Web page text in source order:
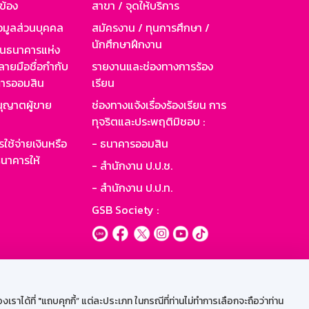
ได้ที่ "แถบคุกกี้” แต่ละประเภท ในกรณีที่ท่านไม่ทำการเลือกจะถือว่าท่าน
อง
มูลส่วนบุคคล
นาคารแห่ง
ายมือชื่อกำกับ
รออมสิน
ญาตผู้ขาย
ช้จ่ายเงินหรือ
คารให้
สาขา / จุดให้บริการ
สมัครงาน / ทุนการศึกษา /
นักศึกษาฝึกงาน
รายงานและช่องทางการร้อง
เรียน
ช่องทางแจ้งเรื่องร้องเรียน การ
ทุจริตและประพฤติมิชอบ :
- ธนาคารออมสิน
- สำนักงาน ป.ป.ช.
- สำนักงาน ป.ป.ท.
GSB Society :